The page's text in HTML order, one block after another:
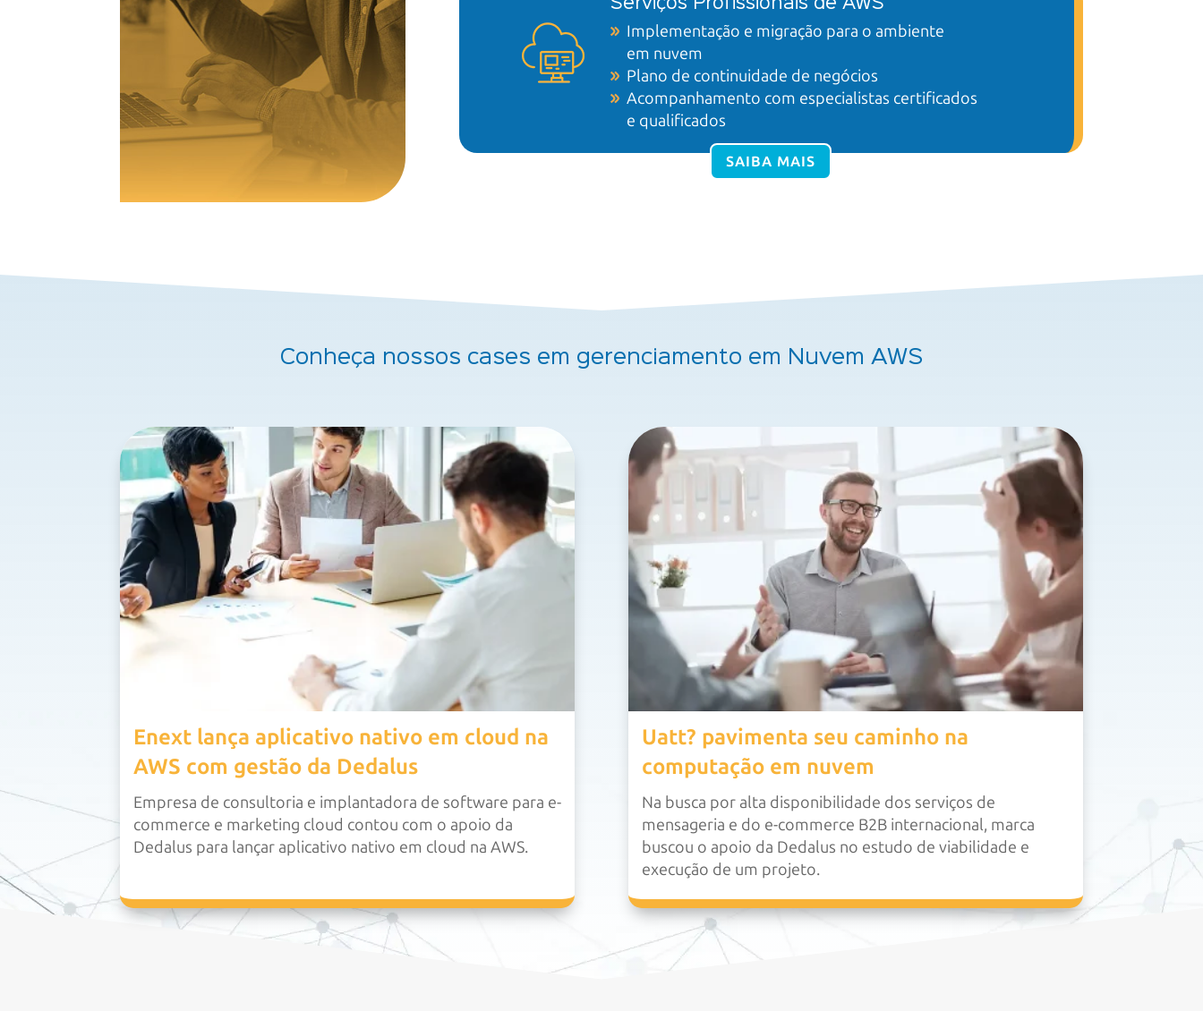
Implementação e migração para o ambiente
em nuvem
Plano de continuidade de negócios
Acompanhamento com especialistas certificados
e qualificados
SAIBA MAIS
Conheça nossos cases em gerenciamento em Nuvem AWS
Enext lança aplicativo nativo em cloud na
AWS com gestão da Dedalus
Empresa de consultoria e implantadora de software para e-
commerce e marketing cloud contou com o apoio da
Dedalus para lançar aplicativo nativo em cloud na AWS.
Uatt? pavimenta seu caminho na
computação em nuvem
Na busca por alta disponibilidade dos serviços de
mensageria e do e-commerce B2B internacional, marca
buscou o apoio da Dedalus no estudo de viabilidade e
execução de um projeto.